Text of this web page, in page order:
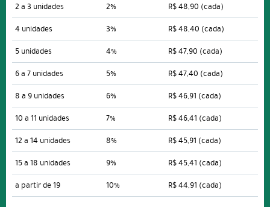
2 a 3 unidades
2% R$ 48,90 (cada)
4 unidades
3% R$ 48,40 (cada)
5 unidades
4% R$ 47,90 (cada)
6 a 7 unidades
5% R$ 47,40 (cada)
8 a 9 unidades
6% R$ 46,91 (cada)
10 a 11 unidades
7% R$ 46,41 (cada)
12 a 14 unidades
8% R$ 45,91 (cada)
15 a 18 unidades
9% R$ 45,41 (cada)
a partir de 19
10% R$ 44,91 (cada)